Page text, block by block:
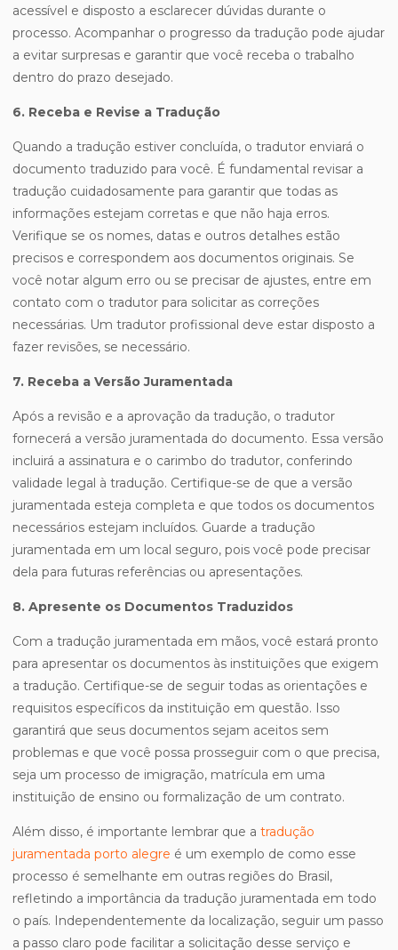
acessível e disposto a esclarecer dúvidas durante o
processo. Acompanhar o progresso da tradução pode ajudar
a evitar surpresas e garantir que você receba o trabalho
dentro do prazo desejado.
6. Receba e Revise a Tradução
Quando a tradução estiver concluída, o tradutor enviará o
documento traduzido para você. É fundamental revisar a
tradução cuidadosamente para garantir que todas as
informações estejam corretas e que não haja erros.
Verifique se os nomes, datas e outros detalhes estão
precisos e correspondem aos documentos originais. Se
você notar algum erro ou se precisar de ajustes, entre em
contato com o tradutor para solicitar as correções
necessárias. Um tradutor profissional deve estar disposto a
fazer revisões, se necessário.
7. Receba a Versão Juramentada
Após a revisão e a aprovação da tradução, o tradutor
fornecerá a versão juramentada do documento. Essa versão
incluirá a assinatura e o carimbo do tradutor, conferindo
validade legal à tradução. Certifique-se de que a versão
juramentada esteja completa e que todos os documentos
necessários estejam incluídos. Guarde a tradução
juramentada em um local seguro, pois você pode precisar
dela para futuras referências ou apresentações.
8. Apresente os Documentos Traduzidos
Com a tradução juramentada em mãos, você estará pronto
para apresentar os documentos às instituições que exigem
a tradução. Certifique-se de seguir todas as orientações e
requisitos específicos da instituição em questão. Isso
garantirá que seus documentos sejam aceitos sem
problemas e que você possa prosseguir com o que precisa,
seja um processo de imigração, matrícula em uma
instituição de ensino ou formalização de um contrato.
Além disso, é importante lembrar que a tradução
juramentada porto alegre é um exemplo de como esse
processo é semelhante em outras regiões do Brasil,
refletindo a importância da tradução juramentada em todo
o país. Independentemente da localização, seguir um passo
a passo claro pode facilitar a solicitação desse serviço e